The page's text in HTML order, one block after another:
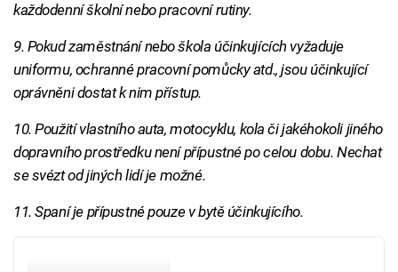
každodenní školní nebo pracovní rutiny.
9. Pokud zaměstnání nebo škola účinkujících vyžaduje
uniformu, ochranné pracovní pomůcky atd., jsou účinkující
oprávněni dostat k nim přístup.
10. Použití vlastního auta, motocyklu, kola či jakéhokoli jiného
dopravního prostředku není přípustné po celou dobu. Nechat
se svézt od jiných lidí je možné.
11. Spaní je přípustné pouze v bytě účinkujícího.